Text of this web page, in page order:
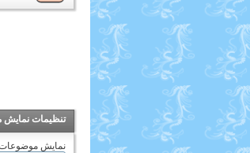
تنظیمات
نمایش موضوعات